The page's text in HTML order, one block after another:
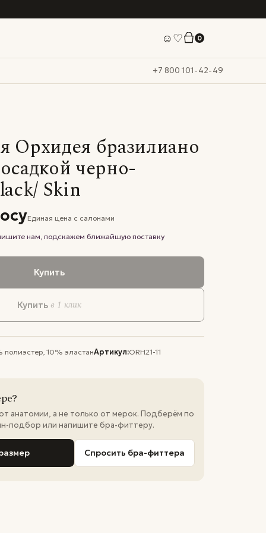
☺♡ 0
+7 800 101-42-49
Орхидея бразилиано
черно-
Skin
Единая цена с салонами
нам, подскажем ближайшую поставку
Купить
Купить в 1 клик
10% эластанАртикул:ORH21-11
анатомии, а не только от мерок. Подберём по
подбор или напишите бра-фиттеру.
Спросить бра-фиттера